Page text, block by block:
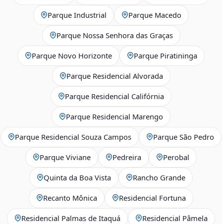
Parque Industrial Parque Macedo
Parque Nossa Senhora das Graças
Parque Novo Horizonte Parque Piratininga
Parque Residencial Alvorada
Parque Residencial Califórnia
Parque Residencial Marengo
Parque Residencial Souza Campos Parque São Pedro
Parque Viviane Pedreira Perobal
Quinta da Boa Vista Rancho Grande
Recanto Mônica Residencial Fortuna
Residencial Palmas de Itaquá Residencial Pâmela